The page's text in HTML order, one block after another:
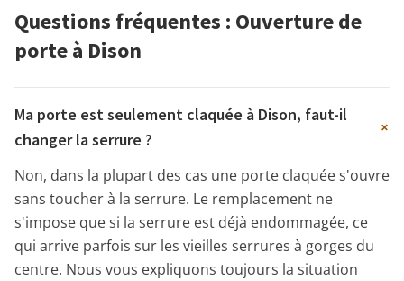
Questions fréquentes : Ouverture de
porte à Dison
Ma porte est seulement claquée à Dison, faut-il
changer la serrure ?
+
Non, dans la plupart des cas une porte claquée s'ouvre
sans toucher à la serrure. Le remplacement ne
s'impose que si la serrure est déjà endommagée, ce
qui arrive parfois sur les vieilles serrures à gorges du
centre. Nous vous expliquons toujours la situation